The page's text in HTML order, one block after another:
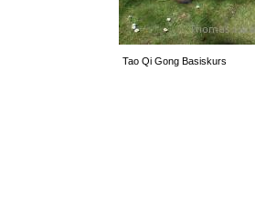
Tao Qi Gong Basiskurs